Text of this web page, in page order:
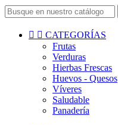
  CATEGORÍAS
Frutas
Verduras
Hierbas Frescas
Huevos - Quesos
Víveres
Saludable
Panadería